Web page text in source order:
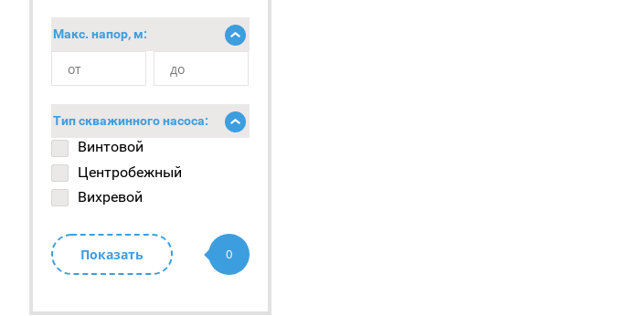
Макс. напор, м:
Тип скважинного насоса:
Винтовой
Центробежный
Вихревой
Показать 0